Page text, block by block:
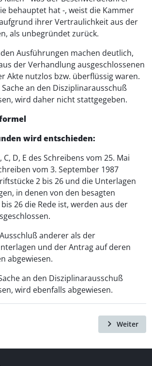
behauptet hat -, weist die Kammer
ihrer Vertraulichkeit aus der
als unbegründet zurück.
Ausführungen machen deutlich,
der Verhandlung ausgeschlossenen
Akte nutzlos bzw. überflüssig waren.
an den Disziplinarausschuß
wird daher nicht stattgegeben.
wird entschieden:
C, D, E des Schreibens vom 25. Mai
vom 3. September 1987
2 bis 26 und die Unterlagen
in denen von den besagten
26 die Rede ist, werden aus der
anderer als der
und der Antrag auf deren
abgewiesen.
an den Disziplinarausschuß
wird ebenfalls abgewiesen.
Weiter